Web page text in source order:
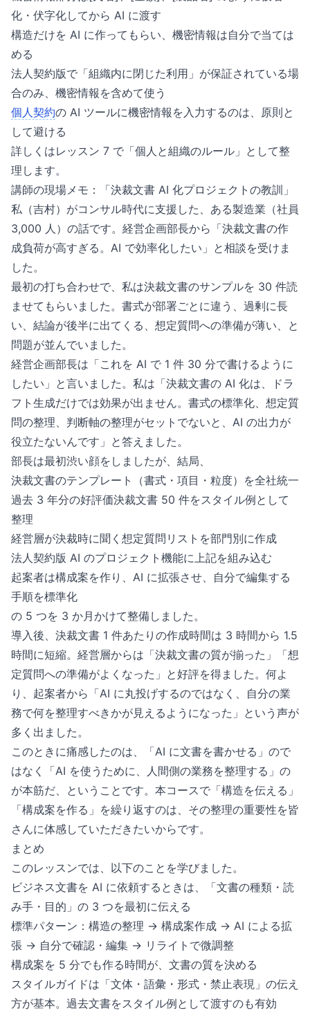
化・伏字化してから AI に渡す
構造だけを AI に作ってもらい、機密情報は自分で当ては
める
法人契約版で「組織内に閉じた利用」が保証されている場
合のみ、機密情報を含めて使う
個人契約の AI ツールに機密情報を入力するのは、原則と
して避ける
詳しくはレッスン 7 で「個人と組織のルール」として整
理します。
講師の現場メモ：「決裁文書 AI 化プロジェクトの教訓」
私（吉村）がコンサル時代に支援した、ある製造業（社員
3,000 人）の話です。経営企画部長から「決裁文書の作
成負荷が高すぎる。AI で効率化したい」と相談を受けま
した。
最初の打ち合わせで、私は決裁文書のサンプルを 30 件読
ませてもらいました。書式が部署ごとに違う、過剰に長
い、結論が後半に出てくる、想定質問への準備が薄い、と
問題が並んでいました。
経営企画部長は「これを AI で 1 件 30 分で書けるように
したい」と言いました。私は「決裁文書の AI 化は、ドラ
フト生成だけでは効果が出ません。書式の標準化、想定質
問の整理、判断軸の整理がセットでないと、AI の出力が
役立たないんです」と答えました。
部長は最初渋い顔をしましたが、結局、
決裁文書のテンプレート（書式・項目・粒度）を全社統一
過去 3 年分の好評価決裁文書 50 件をスタイル例として
整理
経営層が決裁時に聞く想定質問リストを部門別に作成
法人契約版 AI のプロジェクト機能に上記を組み込む
起案者は構成案を作り、AI に拡張させ、自分で編集する
手順を標準化
の 5 つを 3 か月かけて整備しました。
導入後、決裁文書 1 件あたりの作成時間は 3 時間から 1.5
時間に短縮。経営層からは「決裁文書の質が揃った」「想
定質問への準備がよくなった」と好評を得ました。何よ
り、起案者から「AI に丸投げするのではなく、自分の業
務で何を整理すべきかが見えるようになった」という声が
多く出ました。
このときに痛感したのは、「AI に文書を書かせる」ので
はなく「AI を使うために、人間側の業務を整理する」の
が本筋だ、ということです。本コースで「構造を伝える」
「構成案を作る」を繰り返すのは、その整理の重要性を皆
さんに体感していただきたいからです。
まとめ
このレッスンでは、以下のことを学びました。
ビジネス文書を AI に依頼するときは、「文書の種類・読
み手・目的」の 3 つを最初に伝える
標準パターン：構造の整理 → 構成案作成 → AI による拡
張 → 自分で確認・編集 → リライトで微調整
構成案を 5 分でも作る時間が、文書の質を決める
スタイルガイドは「文体・語彙・形式・禁止表現」の伝え
方が基本。過去文書をスタイル例として渡すのも有効